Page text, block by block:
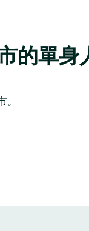
的單身